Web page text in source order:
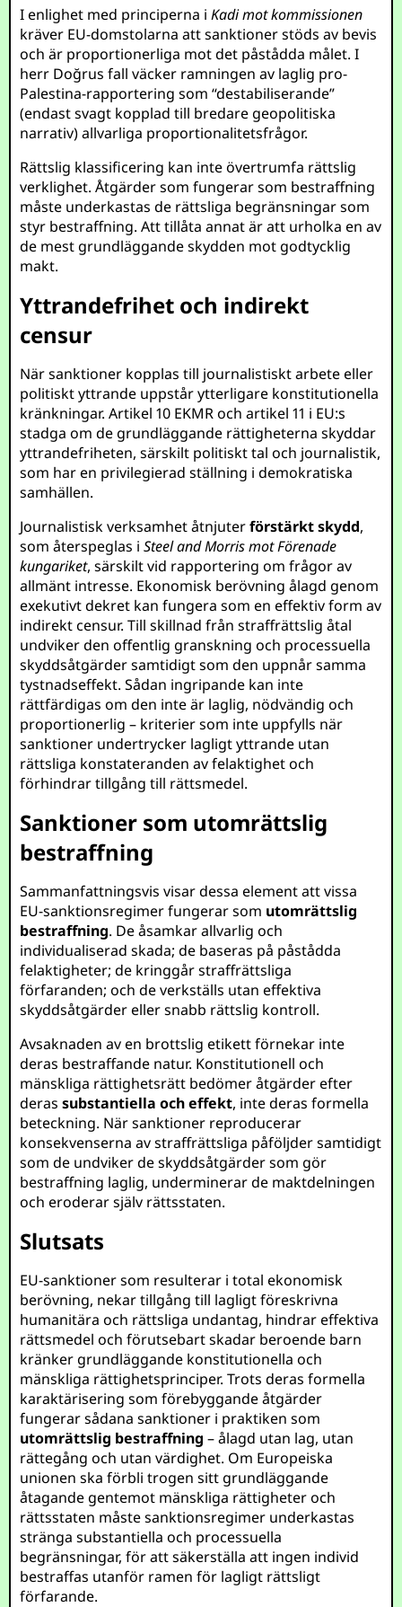
I enlighet med principerna iKadi mot kommissionen
kräver EU-domstolarna att sanktioner stöds av bevis
och är proportionerliga mot det påstådda målet. I
herr Doğrus fall väcker ramningen av laglig pro-
Palestina-rapportering som “destabiliserande”
(endast svagt kopplad till bredare geopolitiska
narrativ) allvarliga proportionalitetsfrågor.
Rättslig klassificering kan inte övertrumfa rättslig
verklighet. Åtgärder som fungerar som bestraffning
måste underkastas de rättsliga begränsningar som
styr bestraffning. Att tillåta annat är att urholka en av
de mest grundläggande skydden mot godtycklig
makt.
Yttrandefrihet och indirekt
censur
När sanktioner kopplas till journalistiskt arbete eller
politiskt yttrande uppstår ytterligare konstitutionella
kränkningar. Artikel 10 EKMR och artikel 11 i EU:s
stadga om de grundläggande rättigheterna skyddar
yttrandefriheten, särskilt politiskt tal och journalistik,
som har en privilegierad ställning i demokratiska
samhällen.
Journalistisk verksamhet åtnjuterförstärkt skydd,
som återspeglas iSteel and Morris mot Förenade
kungariket, särskilt vid rapportering om frågor av
allmänt intresse. Ekonomisk berövning ålagd genom
exekutivt dekret kan fungera som en effektiv form av
indirekt censur. Till skillnad från straffrättslig åtal
undviker den offentlig granskning och processuella
skyddsåtgärder samtidigt som den uppnår samma
tystnadseffekt. Sådan ingripande kan inte
rättfärdigas om den inte är laglig, nödvändig och
proportionerlig – kriterier som inte uppfylls när
sanktioner undertrycker lagligt yttrande utan
rättsliga konstateranden av felaktighet och
förhindrar tillgång till rättsmedel.
Sanktioner som utomrättslig
bestraffning
Sammanfattningsvis visar dessa element att vissa
EU-sanktionsregimer fungerar som utomrättslig
bestraffning. De åsamkar allvarlig och
individualiserad skada; de baseras på påstådda
felaktigheter; de kringgår straffrättsliga
förfaranden; och de verkställs utan effektiva
skyddsåtgärder eller snabb rättslig kontroll.
Avsaknaden av en brottslig etikett förnekar inte
deras bestraffande natur. Konstitutionell och
mänskliga rättighetsrätt bedömer åtgärder efter
derassubstantiella och effekt, inte deras formella
beteckning. När sanktioner reproducerar
konsekvenserna av straffrättsliga påföljder samtidigt
som de undviker de skyddsåtgärder som gör
bestraffning laglig, underminerar de maktdelningen
och eroderar själv rättsstaten.
Slutsats
EU-sanktioner som resulterar i total ekonomisk
berövning, nekar tillgång till lagligt föreskrivna
humanitära och rättsliga undantag, hindrar effektiva
rättsmedel och förutsebart skadar beroende barn
kränker grundläggande konstitutionella och
mänskliga rättighetsprinciper. Trots deras formella
karaktärisering som förebyggande åtgärder
fungerar sådana sanktioner i praktiken som
utomrättslig bestraffning – ålagd utan lag, utan
rättegång och utan värdighet. Om Europeiska
unionen ska förbli trogen sitt grundläggande
åtagande gentemot mänskliga rättigheter och
rättsstaten måste sanktionsregimer underkastas
stränga substantiella och processuella
begränsningar, för att säkerställa att ingen individ
bestraffas utanför ramen för lagligt rättsligt
förfarande.